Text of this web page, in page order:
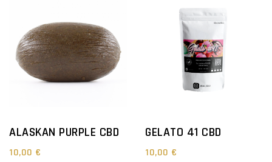
ALASKAN PURPLE CBD
10,00 €
GELATO 41 CBD
10,00 €